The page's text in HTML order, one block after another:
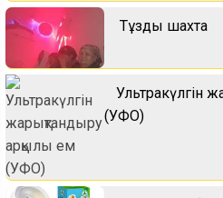
Тұзды шахта
Ультракүлгін
(УФО)